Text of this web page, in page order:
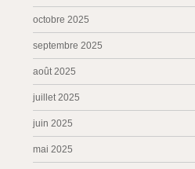
octobre 2025
septembre 2025
août 2025
juillet 2025
juin 2025
mai 2025